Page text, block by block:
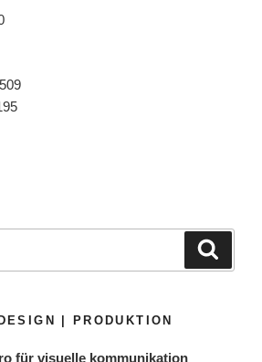
| PRODUKTION
für visuelle kommunikation